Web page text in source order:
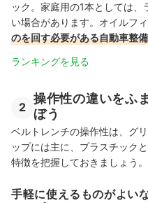
ック。家庭用の1本としては
い場合があります。オイルフィ
のを回す必要がある自動車整
ランキングを見る
2
操作性の違いをふ
ぼう
ベルトレンチの操作性は、グ
ップには主に、プラスチック
特徴を把握しておきましょう。
手軽に使えるものがよい